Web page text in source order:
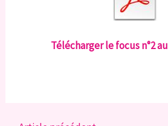
Télécharger le focus n°2